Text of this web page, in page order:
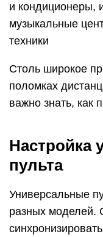
и кондиционеры,
музыкальные
техники
Столь широкое
поломках
важно знать, как
Настройка
пульта
Универсальные
разных